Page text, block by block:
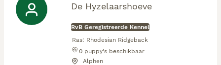
De Hyzelaarshoeve
RvB Geregistreerde Kennel
Ras: Rhodesian Ridgeback
0 puppy's beschikbaar
Alphen